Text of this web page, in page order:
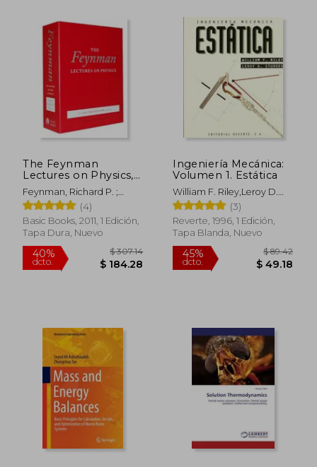
45%
dcto.
45%
dcto.
The Feynman
Lectures on Physics,
Boxed Set: The new
Millennium Edition
(en Inglés)
Feynman, Richard P. ;
Leighton, Robert B. ;
Sands, Matthew
(4)
Basic Books, 2011, 1 Edición,
Tapa Dura, Nuevo
40%
dcto.
Ingeniería Mecánica:
Volumen 1. Estática
William F. Riley,Leroy D.
Sturges
(3)
Reverte, 1996, 1 Edición,
Tapa Blanda, Nuevo
45%
dcto.